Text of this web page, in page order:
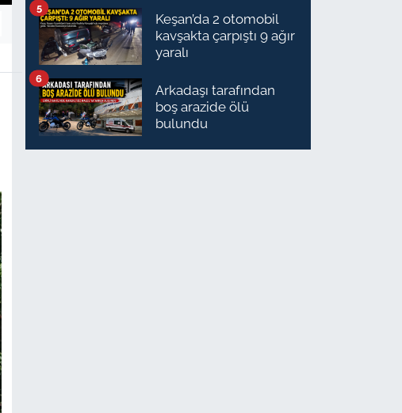
Keşan’da 2 otomobil
kavşakta çarpıştı 9 ağır
yaralı
5
Arkadaşı tarafından
boş arazide ölü
bulundu
6